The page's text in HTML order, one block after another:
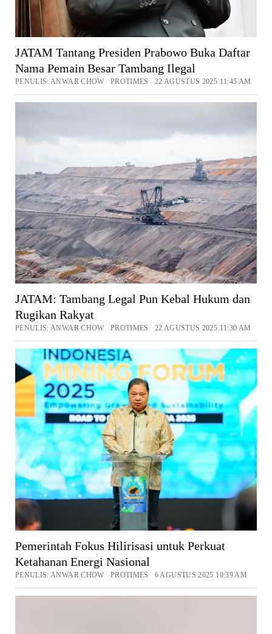
JATAM Tantang Presiden Prabowo Buka Daftar
Nama Pemain Besar Tambang Ilegal
PENULIS: ANWAR CHOW PROTIMES 22 AGUSTUS 2025 11:45 AM
JATAM: Tambang Legal Pun Kebal Hukum dan
Rugikan Rakyat
PENULIS: ANWAR CHOW PROTIMES 22 AGUSTUS 2025 11:30 AM
Pemerintah Fokus Hilirisasi untuk Perkuat
Ketahanan Energi Nasional
PENULIS: ANWAR CHOW PROTIMES 6 AGUSTUS 2025 10:39 AM